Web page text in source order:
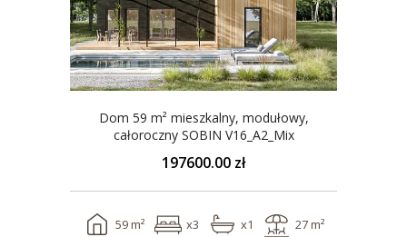
Dom 59 m² mieszkalny, modułowy,
całoroczny SOBIN V16_A2_Mix
197600.00 zł
59 m² x3 x1 27 m²